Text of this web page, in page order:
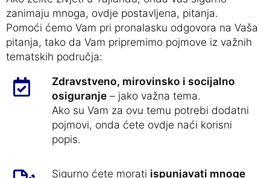
zanimaju mnoga, ovdje postavljena, pitanja.
Pomoći ćemo Vam pri pronalasku odgovora na Vaša
pitanja, tako da Vam pripremimo pojmove iz važnih
tematskih područja:
Zdravstveno, mirovinsko i socijalno
osiguranje – jako važna tema.
Ako su Vam za ovu temu potrebi dodatni
pojmovi, onda ćete ovdje naći korisni
popis.
Sigurno ćete morati ispunjavati mnoge